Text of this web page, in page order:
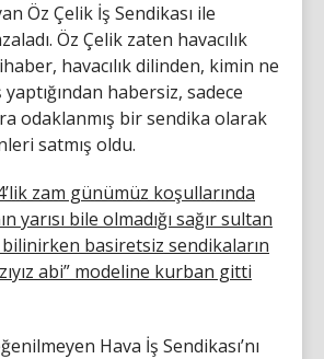
Öz Çelik İş Sendikası ile
Öz Çelik zaten havacılık
havacılık dilinden, kimin ne
habersiz, sadece
odaklanmış bir sendika olarak
satmış oldu.
zam günümüz koşullarında
yarısı bile olmadığı sağır sultan
basiretsiz sendikaların
abi” modeline kurban gitti
Hava İş Sendikası’nı